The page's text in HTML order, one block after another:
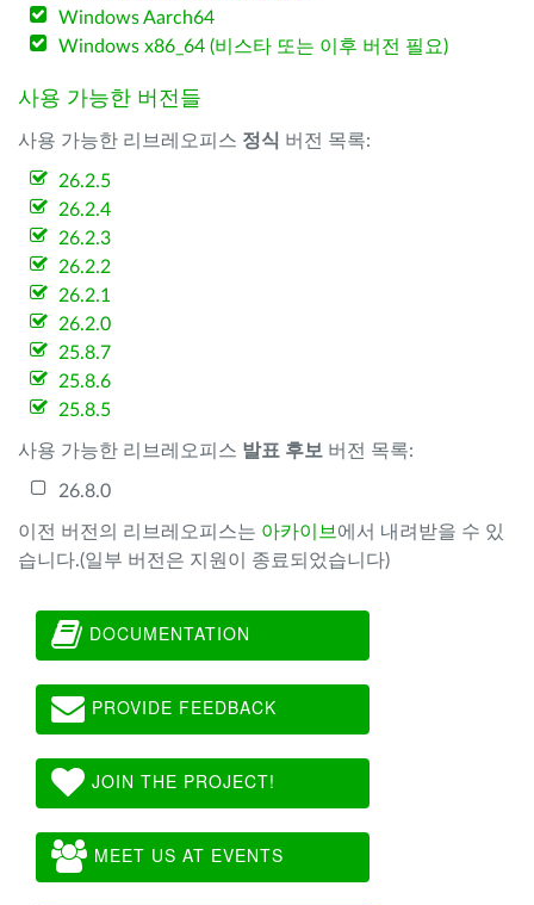
Windows Aarch64
Windows x86_64 (비스타 또는 이후 버전 필요)
사용 가능한 버전들
사용 가능한 리브레오피스 정식 버전 목록:
26.2.5
26.2.4
26.2.3
26.2.2
26.2.1
26.2.0
25.8.7
25.8.6
25.8.5
사용 가능한 리브레오피스 발표 후보 버전 목록:
26.8.0
이전 버전의 리브레오피스는 아카이브 에서 내려받을 수 있
습니다.(일부 버전은 지원이 종료되었습니다)
DOCUMENTATION
PROVIDE FEEDBACK
JOIN THE PROJECT!
MEET US AT EVENTS